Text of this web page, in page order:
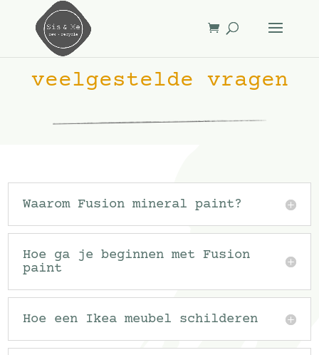
veelgestelde vragen
Waarom Fusion mineral paint?
Hoe ga je beginnen met Fusion
paint
Hoe een Ikea meubel schilderen